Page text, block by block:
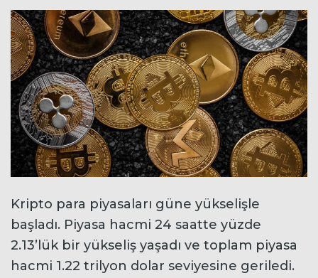
Kripto para piyasaları güne yükselişle
başladı. Piyasa hacmi 24 saatte yüzde
2.13’lük bir yükseliş yaşadı ve toplam piyasa
hacmi 1.22 trilyon dolar seviyesine geriledi.